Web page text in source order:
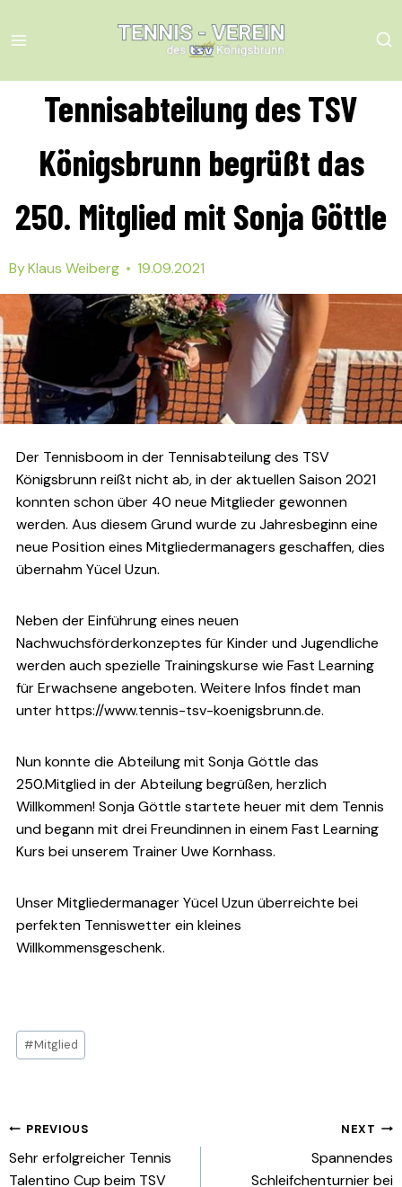
to
Tennisabteilung des TSV
Königsbrunn begrüßt das
250. Mitglied mit Sonja Göttle
ByKlaus Weiberg 19.09.2021
Der Tennisboom in der Tennisabteilung des TSV
Königsbrunn reißt nicht ab, in der aktuellen Saison 2021
konnten schon über 40 neue Mitglieder gewonnen
werden. Aus diesem Grund wurde zu Jahresbeginn eine
neue Position eines Mitgliedermanagers geschaffen, dies
übernahm Yücel Uzun.
Neben der Einführung eines neuen
Nachwuchsförderkonzeptes für Kinder und Jugendliche
werden auch spezielle Trainingskurse wie Fast Learning
für Erwachsene angeboten. Weitere Infos findet man
unter https://www.tennis-tsv-koenigsbrunn.de.
Nun konnte die Abteilung mit Sonja Göttle das
250.Mitglied in der Abteilung begrüßen, herzlich
Willkommen! Sonja Göttle startete heuer mit dem Tennis
und begann mit drei Freundinnen in einem Fast Learning
Kurs bei unserem Trainer Uwe Kornhass.
Unser Mitgliedermanager Yücel Uzun überreichte bei
perfekten Tenniswetter ein kleines
Willkommensgeschenk.
Post
Tags:
#Mitglied
Beitragsnavigation
PREVIOUS
Sehr erfolgreicher Tennis
Talentino Cup beim TSV
NEXT
Spannendes
Schleifchenturnier bei